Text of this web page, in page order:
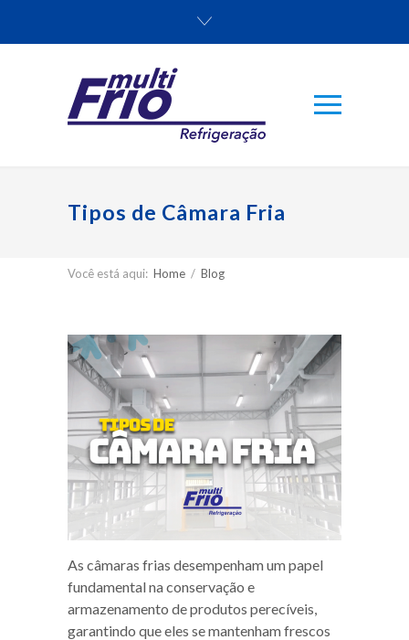
Tipos de Câmara Fria
Você está aqui: Home / Blog
As câmaras frias desempenham um papel
fundamental na conservação e
armazenamento de produtos perecíveis,
garantindo que eles se mantenham frescos